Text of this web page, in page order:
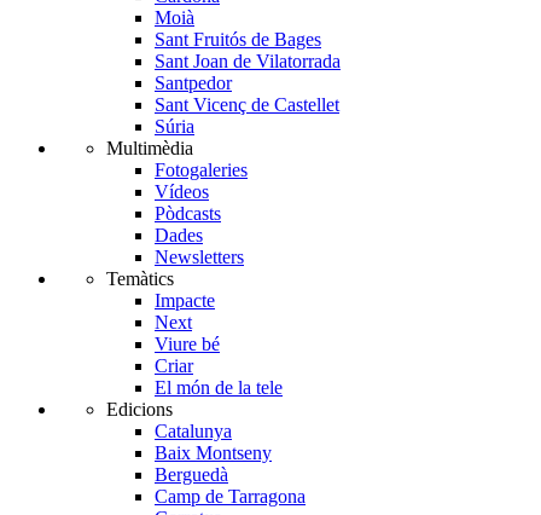
Moià
Sant Fruitós de Bages
Sant Joan de Vilatorrada
Santpedor
Sant Vicenç de Castellet
Súria
Multimèdia
Fotogaleries
Vídeos
Pòdcasts
Dades
Newsletters
Temàtics
Impacte
Next
Viure bé
Criar
El món de la tele
Edicions
Catalunya
Baix Montseny
Berguedà
Camp de Tarragona